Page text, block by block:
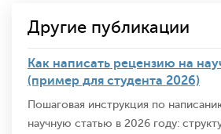
Другие публикации
Как написать рецензию на
(пример для студента 2026)
Пошаговая инструкция по
научную статью в 2026 году: